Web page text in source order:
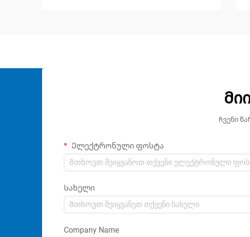
Ჩვენი
Ელექტრონული ფოსტა
Სახელი
Company Name